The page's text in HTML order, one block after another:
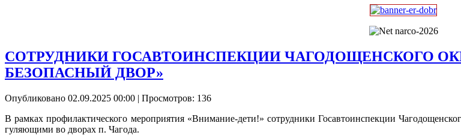
СОТРУДНИКИ ГОСАВТОИНСПЕКЦИИ ЧАГОДОЩЕНСКОГО
БЕЗОПАСНЫЙ ДВОР»
Опубликовано 02.09.2025 00:00 | Просмотров: 136
В рамках профилактического мероприятия «Внимание-дети!» сотрудники Госавтоинспекции
гуляющими во дворах п. Чагода.